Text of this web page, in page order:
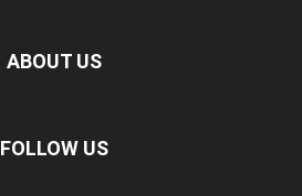
ABOUT US
FOLLOW US